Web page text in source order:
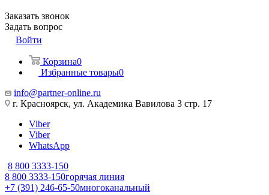
Заказать звонок
Задать вопрос
Войти
Корзина0
Избранные товары0
info@partner-online.ru
г. Красноярск, ул. Академика Вавилова 3 стр. 17
Viber
Viber
WhatsApp
8 800 3333-150
8 800 3333-150горячая линия
+7 (391) 246-65-50многоканальный